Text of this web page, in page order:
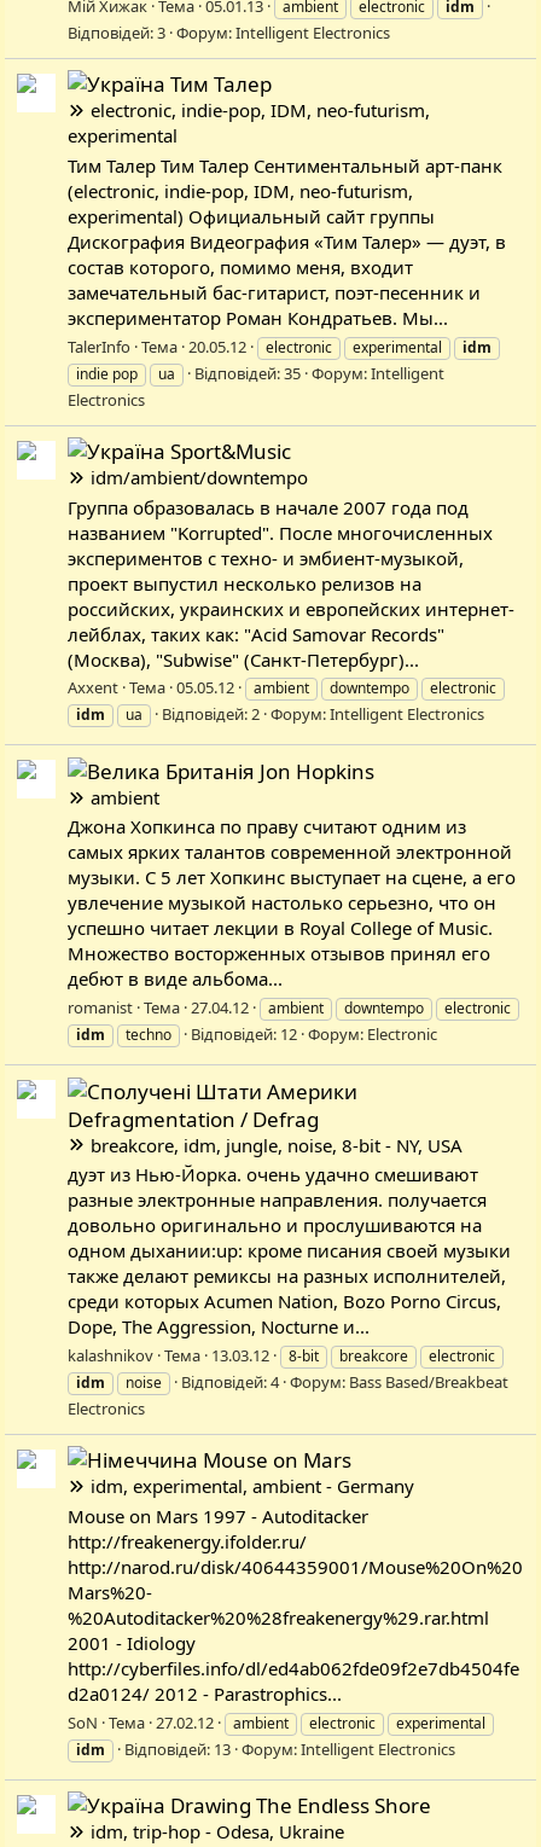
Мій Хижак Тема 05.01.13 ambient electronic idm
Відповідей: 3 Форум:Intelligent Electronics
Тим Талер
electronic, indie-pop, IDM, neo-futurism,
experimental
Тим Талер Тим Талер Сентиментальный арт-панк
(electronic, indie-pop, IDM, neo-futurism,
experimental) Официальный сайт группы
Дискография Видеография «Тим Талер» — дуэт, в
состав которого, помимо меня, входит
замечательный бас-гитарист, поэт-песенник и
экспериментатор Роман Кондратьев. Мы...
TalerInfo Тема 20.05.12 electronic experimental
idm
indie pop
ua Відповідей: 35 Форум:Intelligent
Electronics
Sport&Music
idm/ambient/downtempo
Группа образовалась в начале 2007 года под
названием "Korrupted". После многочисленных
экспериментов с техно- и эмбиент-музыкой,
проект выпустил несколько релизов на
российских, украинских и европейских интернет-
лейблах, таких как: "Acid Samovar Records"
(Москва), "Subwise" (Санкт-Петербург)...
Axxent Тема 05.05.12 ambient downtempo
electronic
idm
ua Відповідей: 2 Форум:Intelligent Electronics
Jon Hopkins
ambient
Джона Хопкинса по праву считают одним из
самых ярких талантов современной электронной
музыки. С 5 лет Хопкинс выступает на сцене, а его
увлечение музыкой настолько серьезно, что он
успешно читает лекции в Royal College of Music.
Множество восторженных отзывов принял его
дебют в виде альбома...
romanist Тема 27.04.12 ambient downtempo
electronic
idm
techno Відповідей: 12 Форум: Electronic
Defragmentation / Defrag
breakcore, idm, jungle, noise, 8-bit - NY, USA
дуэт из Нью-Йорка. очень удачно смешивают
разные электронные направления. получается
довольно оригинально и прослушиваются на
одном дыхании:up: кроме писания своей музыки
также делают ремиксы на разных исполнителей,
среди которых Acumen Nation, Bozo Porno Circus,
Dope, The Aggression, Nocturne и...
kalashnikov Тема 13.03.12 8-bit breakcore
electronic
idm
noise Відповідей: 4 Форум: Bass Based/Breakbeat
Electronics
Mouse on Mars
idm, experimental, ambient - Germany
Mouse on Mars 1997 - Autoditacker
http://freakenergy.ifolder.ru/
http://narod.ru/disk/40644359001/Mouse%20On%20
Mars%20-
%20Autoditacker%20%28freakenergy%29.rar.html
2001 - Idiology
http://cyberfiles.info/dl/ed4ab062fde09f2e7db4504fe
d2a0124/ 2012 - Parastrophics...
SoN Тема 27.02.12 ambient electronic
experimental
idm
Відповідей: 13 Форум:Intelligent Electronics
Drawing The Endless Shore
idm, trip-hop - Odesa, Ukraine